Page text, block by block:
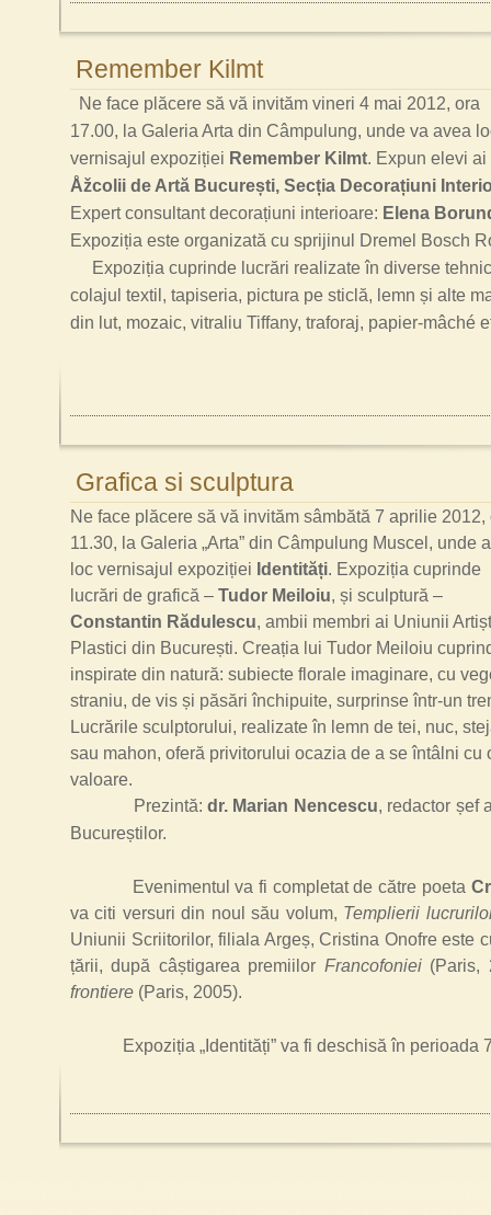
Remember Kilmt
Ne face plăcere să vă invităm vineri 4 mai 2012, ora
17.00, la Galeria Arta din Câmpulung, unde va avea
vernisajul expoziției Remember Kilmt. Expun elevi ai
Åžcolii de Artă București, Secția Decorațiuni
Expert consultant decorațiuni interioare: Elena
Expoziția este organizată cu sprijinul Dremel Bosch
Expoziția cuprinde lucrări realizate în diverse
colajul textil, tapiseria, pictura pe sticlă, lemn și alte
din lut, mozaic, vitraliu Tiffany, traforaj, papier-mâché
Grafica si sculptura
Ne face plăcere să vă invităm sâmbătă 7 aprilie 2012,
11.30, la Galeria „Arta” din Câmpulung Muscel, unde
loc vernisajul expoziției Identități. Expoziția cuprinde
lucrări de grafică – Tudor Meiloiu, și sculptură –
Constantin Rădulescu, ambii membri ai Uniunii
Plastici din București. Creația lui Tudor Meiloiu
inspirate din natură: subiecte florale imaginare, cu
straniu, de vis și păsări închipuite, surprinse într-un
Lucrările sculptorului, realizate în lemn de tei, nuc,
sau mahon, oferă privitorului ocazia de a se întâlni cu
valoare.
Prezintă:dr. Marian Nencescu, redactor șef
Bucureștilor.
Evenimentul va fi completat de către poeta
va citi versuri din noul său volum, Templierii
Uniunii Scriitorilor, filiala Argeș, Cristina Onofre este
țării, după câștigarea premiilor Francofoniei(Paris,
frontiere (Paris, 2005).
Expoziția „Identități” va fi deschisă în perioada